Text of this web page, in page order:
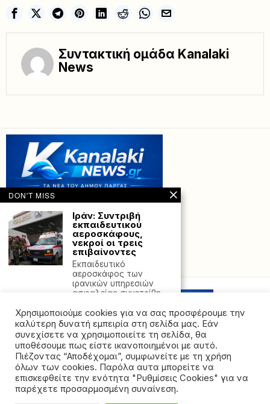
Συντακτική ομάδα Kanalaki
News
Powered with by Hostville”)
©2026 - All rights reserved. Απαγορεύεται ρητά η
αναδημοσίευση χωρίς προηγούμενη έγγραφη άδεια
Χρησιμοποιούμε cookies για να σας προσφέρουμε την
καλύτερη δυνατή εμπειρία στη σελίδα μας. Εάν
συνεχίσετε να χρησιμοποιείτε τη σελίδα, θα
υποθέσουμε πως είστε ικανοποιημένοι με αυτό.
Πιέζοντας “Αποδέχομαι”, συμφωνείτε με τη χρήση
όλων των cookies. Παρόλα αυτα μπορείτε να
επισκεφθείτε την ενότητα "Ρυθμίσεις Cookies" για να
παρέχετε προσαρμοσμένη συναίνεση.
DON'T MISS
Ιράν: Συντριβή
εκπαιδευτικού
αεροσκάφους,
νεκροί οι τρεις
επιβαίνοντες
Εκπαιδευτικό
αεροσκάφος των
ιρανικών υπηρεσιών
ασφαλείας συνετρίβη
Λαμία:
Σταφυλόκοκκος
εντοπίστηκε στα
δείγματα των
σχολικών γευμάτων
Σταφυλόκοκκος
εντοπίστηκε σε
δείγματα των σχολικών